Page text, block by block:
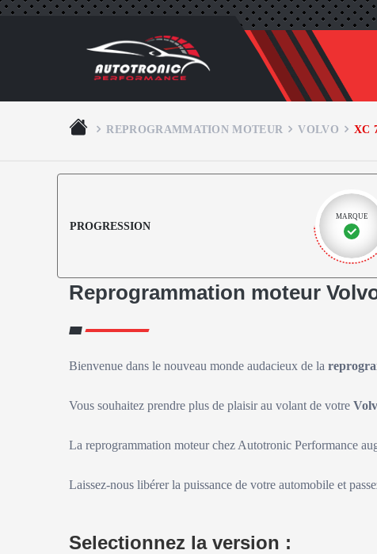
REPROGRAMMATION MOTEUR VOLVO XC
PROGRESSION
MARQUE
Reprogrammation moteur
Bienvenue dans le nouveau monde audacieux de la
Vous souhaitez prendre plus de plaisir au volant de votre
La reprogrammation moteur chez Autotronic Performance
Laissez-nous libérer la puissance de votre automobile et
Selectionnez la version :